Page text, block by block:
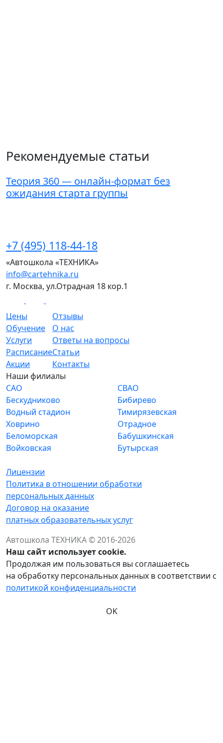
Рекомендуемые статьи
Теория 360 — онлайн-формат без
ожидания старта группы
+7 (495) 118-44-18
«Автошкола «ТЕХНИКА»
info@cartehnika.ru
г. Москва, ул.Отрадная 18 кор.1
Цены
Обучение
Услуги
Расписание
Акции
Отзывы
О нас
Ответы на вопросы
Статьи
Контакты
Наши филиалы
САО
Бескудниково
Водный стадион
Ховрино
Беломорская
Войковская
СВАО
Бибирево
Тимирязевская
Отрадное
Бабушкинская
Бутырская
Лицензии
Политика в отношении обработки
персональных данных
Договор на оказание
платных образовательных услуг
Автошкола ТЕХНИКА © 2016-2026
Наш сайт использует cookie.
Продолжая им пользоваться вы соглашаетесь
на обработку персональных данных в соответствии с
политикой конфиденциальности
OK